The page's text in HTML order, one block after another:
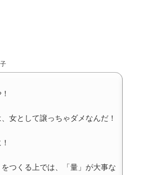
、女として譲っちゃダメなんだ！
つくる上では、「量」が大事な